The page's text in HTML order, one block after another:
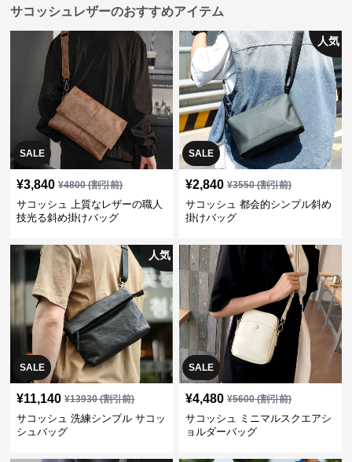
サコッシュレザーのおすすめアイテム
SALE
¥3,840 ¥4800(割引前)
サコッシュ 上質なレザーの職人
技光る斜め掛けバッグ
SALE
人気
¥2,840 ¥3550(割引前)
サコッシュ 都会的シンプル斜め
掛けバッグ
SALE
人気
¥11,140 ¥13930(割引前)
サコッシュ 洗練シンプル サコッ
シュバッグ
SALE
¥4,480 ¥5600(割引前)
サコッシュ ミニマルスクエアシ
ョルダーバッグ